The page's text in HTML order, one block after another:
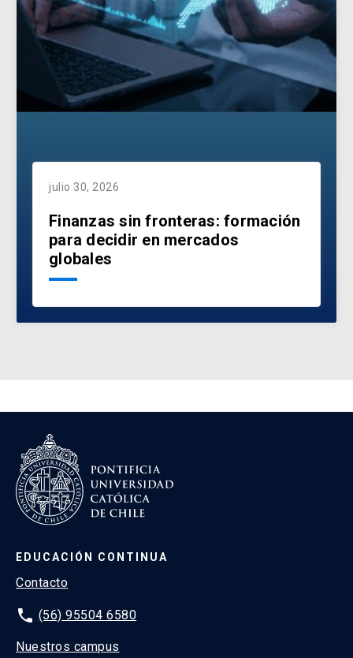
julio 30, 2026
Finanzas sin fronteras: formación
para decidir en mercados
globales
EDUCACIÓN CONTINUA
Contacto
phone (56) 95504 6580
Nuestros campus